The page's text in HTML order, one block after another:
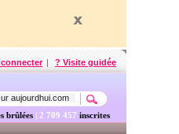
connecter | ? Visite guidée
brûlées | 2 709 457 inscrites